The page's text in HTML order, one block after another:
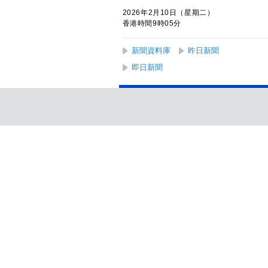
2026年2月10日（星期二）
香港時間9時05分
新聞資料庫 昨日新聞
即日新聞